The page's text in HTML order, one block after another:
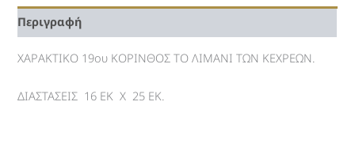
ποσότητα
Περιγραφή
ΧΑΡΑΚΤΙΚΟ 19ου ΚΟΡΙΝΘΟΣ ΤΟ ΛΙΜΑΝΙ ΤΩΝ ΚΕΧΡΕΩΝ.
ΔΙΑΣΤΑΣΕΙΣ 16 ΕΚ Χ 25 ΕΚ.